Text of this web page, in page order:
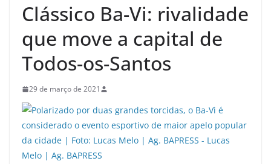
Clássico Ba-Vi: rivalidade
que move a capital de
Todos-os-Santos
29 de março de 2021